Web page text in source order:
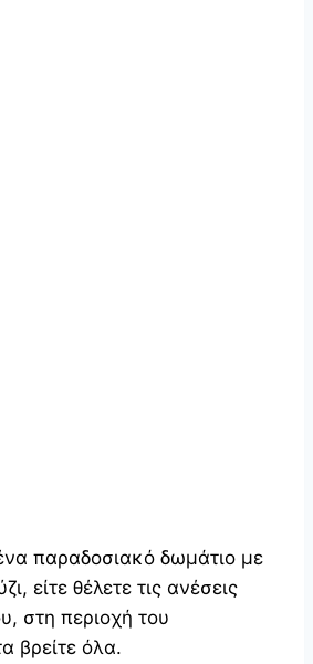
ένα παραδοσιακό δωμάτιο με
είτε θέλετε τις ανέσεις
στη περιοχή του
βρείτε όλα.